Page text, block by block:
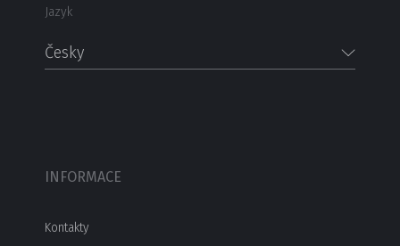
Jazyk
Česky
INFORMACE
Kontakty